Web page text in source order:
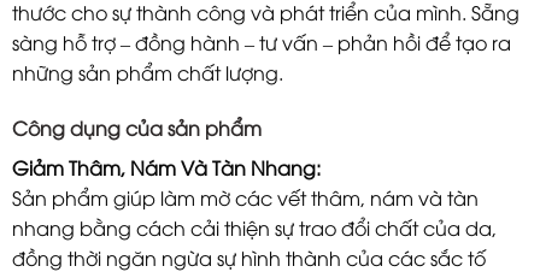
thước cho sự thành công và phát triển của mình. Sẵng
sàng hỗ trợ – đồng hành – tư vấn – phản hồi để tạo ra
những sản phẩm chất lượng.
Công dụng của sản phẩm
Giảm Thâm, Nám Và Tàn Nhang:
Sản phẩm giúp làm mờ các vết thâm, nám và tàn
nhang bằng cách cải thiện sự trao đổi chất của da,
đồng thời ngăn ngừa sự hình thành của các sắc tố